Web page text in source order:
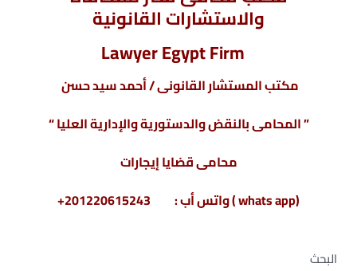
والاستشارات القانونية
مكتب المستشار القانونى / أحمد سيد حسن
” المحامى بالنقض والدستورية والإدارية العليا “
محامى قضايا إيجارات
(whats app ) واتس أب : 201220615243+
البحث